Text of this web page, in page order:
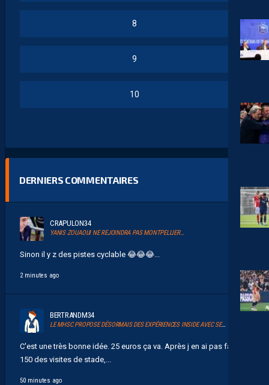
8
9
10
DERNIERS COMMENTAIRES
CRAPULON34
YANIS ZOUAOUI NE REJOINDRA PAS MONTPELLIER…
Sinon il y z des pistes cyclable 😂😂😂...
2 minutes ago
BERTRANDM34
LE MHSC PROPOSE DÉSORMAIS DES EXPÉRIENCES INSIDE AVEC SERSOU
C'est une très bonne idée. 25 euros ça va. Après j en ai pas fait
150 des visites de stade,...
50 minutes ago